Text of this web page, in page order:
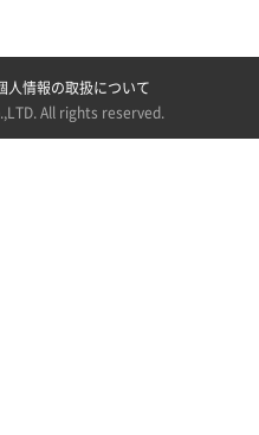
人情報の取扱について
. All rights reserved.